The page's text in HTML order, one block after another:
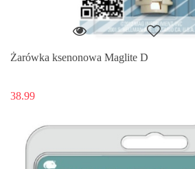
Żarówka ksenonowa Maglite D
38.99